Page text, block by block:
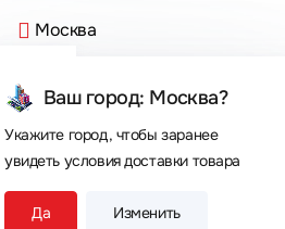
Москва
Ваш город: Москва?
Укажите город, чтобы заранее
увидеть условия доставки товара
Да Изменить
Сегодня покупают